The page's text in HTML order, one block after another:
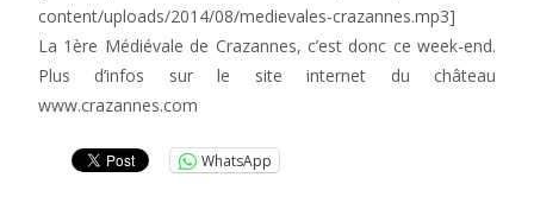
content/uploads/2014/08/medievales-crazannes.mp3]
La 1ère Médiévale de Crazannes, c’est donc ce week-end.
Plus d’infos sur le site internet du château
www.crazannes.com
WhatsApp